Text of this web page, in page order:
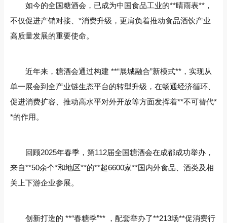
如今的全国糖酒会，已成为中国食品工业的**晴雨表**，
不仅促进产销对接、*消费升级，更肩负着推动食品酒饮产业
高质量发展的重要使命。
近年来，糖酒会通过构建 **“展城融合”新模式**，实现从
单一展会到全产业链生态平台的转型升级，在畅通经济循环、
促进消费扩容、推动高水平对外开放等方面发挥着**不可替代*
*的作用。
回顾2025年春季，第112届全国糖酒会在成都成功举办，
来自**50余个*和地区**的**超6600家**国内外食品、酒类及相
关上下游企业参展。
创新打造的 **“春糖季”** ，配套举办了**213场**促消费行